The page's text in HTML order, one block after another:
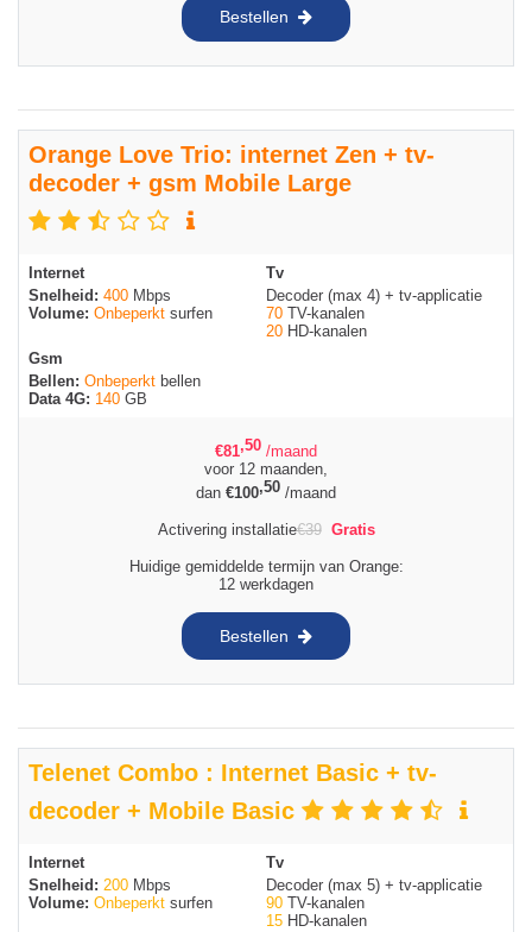
Bestellen
Orange Love Trio: internet Zen + tv-
decoder + gsm Mobile Large
Internet
Snelheid: 400 Mbps
Volume: Onbeperkt surfen
Tv
Decoder (max 4) + tv-applicatie
70 TV-kanalen
20 HD-kanalen
Gsm
Bellen: Onbeperkt bellen
Data 4G: 140 GB
€81,50 /maand
voor 12 maanden,
dan €100,50 /maand
Activering installatie€39 Gratis
Huidige gemiddelde termijn van Orange:
12 werkdagen
Bestellen
Telenet Combo : Internet Basic + tv-
decoder + Mobile Basic
Internet
Snelheid: 200 Mbps
Volume: Onbeperkt surfen
Tv
Decoder (max 5) + tv-applicatie
90 TV-kanalen
15 HD-kanalen